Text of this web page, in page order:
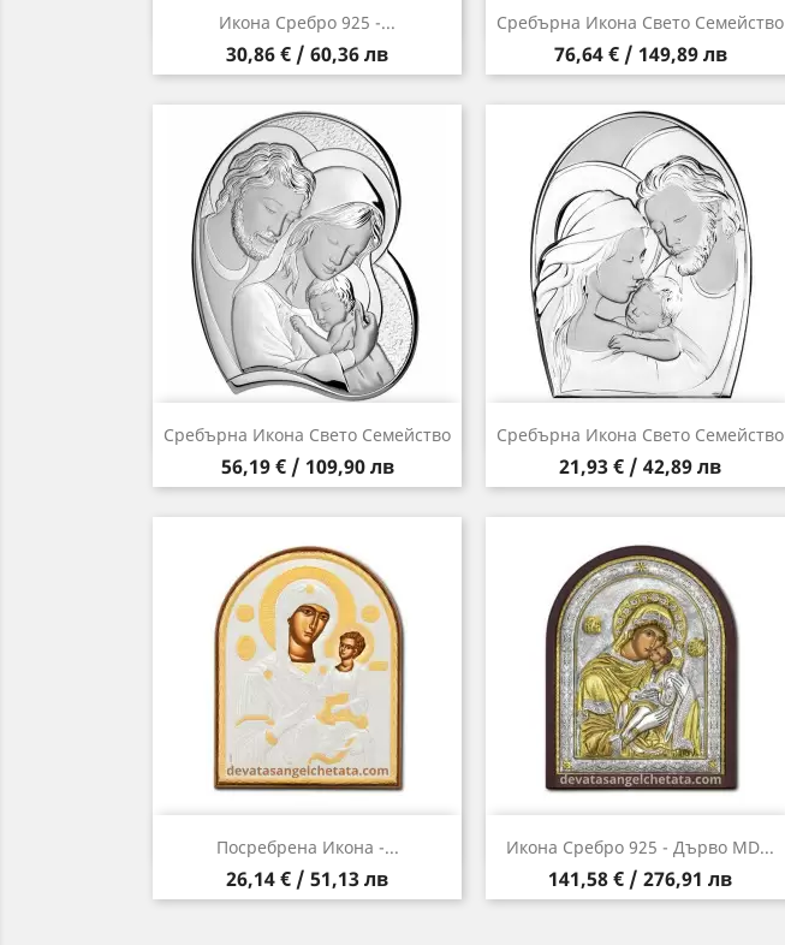
Икона Сребро 925 -...
Цена
30,86 € / 60,36 лв
Бърз преглед Сребърна Икона Свето Семейство
Цена
76,64 € / 149,89 лв
Бърз преглед
Сребърна Икона Свето Семейство
Цена
56,19 € / 109,90 лв
Бърз преглед Сребърна Икона Свето Семейство
Цена
21,93 € / 42,89 лв
Бърз преглед
Посребрена Икона -...
Цена
26,14 € / 51,13 лв
Бърз преглед Икона Сребро 925 - Дърво MD...
Цена
141,58 € / 276,91 лв
Бърз преглед